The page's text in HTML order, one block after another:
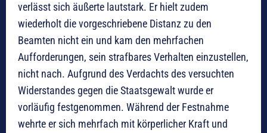
verlässt sich äußerte lautstark. Er hielt zudem
wiederholt die vorgeschriebene Distanz zu den
Beamten nicht ein und kam den mehrfachen
Aufforderungen, sein strafbares Verhalten einzustellen,
nicht nach. Aufgrund des Verdachts des versuchten
Widerstandes gegen die Staatsgewalt wurde er
vorläufig festgenommen. Während der Festnahme
wehrte er sich mehrfach mit körperlicher Kraft und